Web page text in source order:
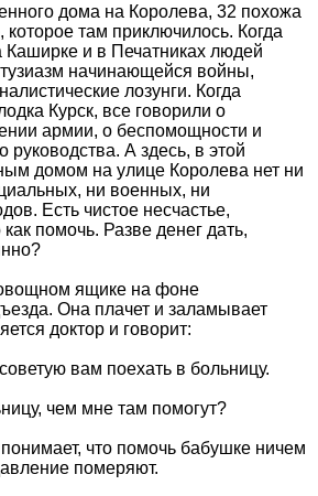
дома на Королева, 32 похожа
которое там приключилось. Когда
и в Печатниках людей
начинающейся войны,
лозунги. Когда
Курск, все говорили о
армии, о беспомощности и
А здесь, в этой
домом на улице Королева нет ни
ни военных, ни
Есть чистое несчастье,
помочь. Разве денег дать,
ящике на фоне
Она плачет и заламывает
доктор и говорит:
вам поехать в больницу.
чем мне там помогут?
что помочь бабушке ничем
померяют.